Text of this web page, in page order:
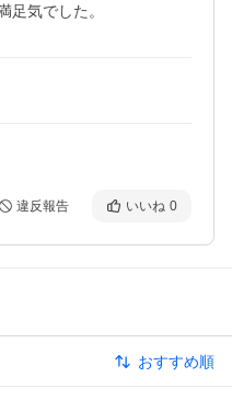
足気でした。
違反報告 いいね 0
おすすめ順